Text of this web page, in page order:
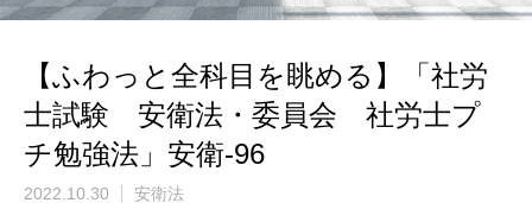
【ふわっと全科目を眺める】「社労
士試験 安衛法・委員会 社労士プ
チ勉強法」安衛-96
2022.10.30 安衛法